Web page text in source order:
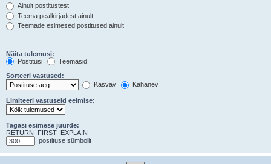
Ainult postitustest
Teema pealkirjadest ainult
Teemade esimesed postitused ainult
Näita tulemusi:
Postitusi
Teemasid
Sorteeri vastused:
Kasvav
Kahanev
Limiteeri vastuseid eelmise:
Tagasi esimese juurde:
RETURN_FIRST_EXPLAIN
postituse sümbolit